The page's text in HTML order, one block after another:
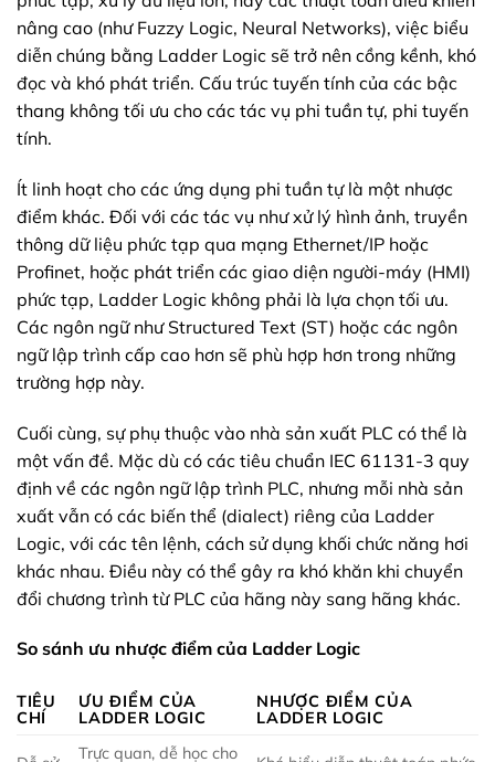
nâng cao (như Fuzzy Logic, Neural Networks), việc biểu
diễn chúng bằng Ladder Logic sẽ trở nên cồng kềnh, khó
đọc và khó phát triển. Cấu trúc tuyến tính của các bậc
thang không tối ưu cho các tác vụ phi tuần tự, phi tuyến
tính.
Ít linh hoạt cho các ứng dụng phi tuần tự là một nhược
điểm khác. Đối với các tác vụ như xử lý hình ảnh, truyền
thông dữ liệu phức tạp qua mạng Ethernet/IP hoặc
Profinet, hoặc phát triển các giao diện người-máy (HMI)
phức tạp, Ladder Logic không phải là lựa chọn tối ưu.
Các ngôn ngữ như Structured Text (ST) hoặc các ngôn
ngữ lập trình cấp cao hơn sẽ phù hợp hơn trong những
trường hợp này.
Cuối cùng, sự phụ thuộc vào nhà sản xuất PLC có thể là
một vấn đề. Mặc dù có các tiêu chuẩn IEC 61131-3 quy
định về các ngôn ngữ lập trình PLC, nhưng mỗi nhà sản
xuất vẫn có các biến thể (dialect) riêng của Ladder
Logic, với các tên lệnh, cách sử dụng khối chức năng hơi
khác nhau. Điều này có thể gây ra khó khăn khi chuyển
đổi chương trình từ PLC của hãng này sang hãng khác.
So sánh ưu nhược điểm của Ladder Logic
TIÊU
CHÍ
ƯU ĐIỂM CỦA
LADDER LOGIC
NHƯỢC ĐIỂM CỦA
LADDER LOGIC
Trực quan, dễ học cho